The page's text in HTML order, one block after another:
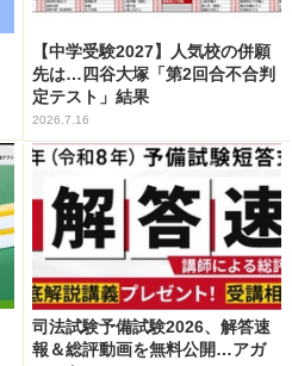
【中学受験2027】人気校の併願
先は…四谷大塚「第2回合不合判
定テスト」結果
2026.7.16
司法試験予備試験2026、解答速
報＆総評動画を無料公開…アガ